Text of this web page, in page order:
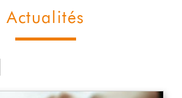
Actualités